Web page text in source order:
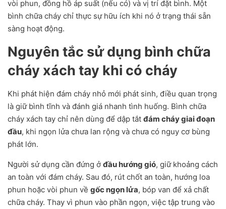
vòi phun, đồng hồ áp suất (nếu có) và vị trí đặt bình. Một
bình chữa cháy chỉ thực sự hữu ích khi nó ở trạng thái sẵn
sàng hoạt động.
Nguyên tắc sử dụng bình chữa
cháy xách tay khi có cháy
Khi phát hiện đám cháy nhỏ mới phát sinh, điều quan trọng
là giữ bình tĩnh và đánh giá nhanh tình huống. Bình chữa
cháy xách tay chỉ nên dùng để dập tắt đám cháy giai đoạn
đầu, khi ngọn lửa chưa lan rộng và chưa có nguy cơ bùng
phát lớn.
Người sử dụng cần đứng ở đầu hướng gió, giữ khoảng cách
an toàn với đám cháy. Sau đó, rút chốt an toàn, hướng loa
phun hoặc vòi phun về gốc ngọn lửa, bóp van để xả chất
chữa cháy. Thay vì phun vào phần ngọn, việc tập trung vào